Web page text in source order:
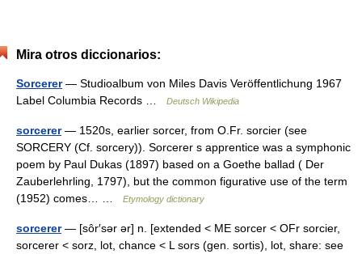
Mira otros diccionarios:
Sorcerer— Studioalbum von Miles Davis Veröffentlichung 1967
Label Columbia Records …
Deutsch Wikipedia
sorcerer— 1520s, earlier sorcer, from O.Fr. sorcier (see
SORCERY (Cf. sorcery)). Sorcerer s apprentice was a symphonic
poem by Paul Dukas (1897) based on a Goethe ballad ( Der
Zauberlehrling, 1797), but the common figurative use of the term
(1952) comes… …
Etymology dictionary
sorcerer— [sôr′sər ər] n. [extended < ME sorcer < OFr sorcier,
sorcerer < sorz, lot, chance < L sors (gen. sortis), lot, share: see